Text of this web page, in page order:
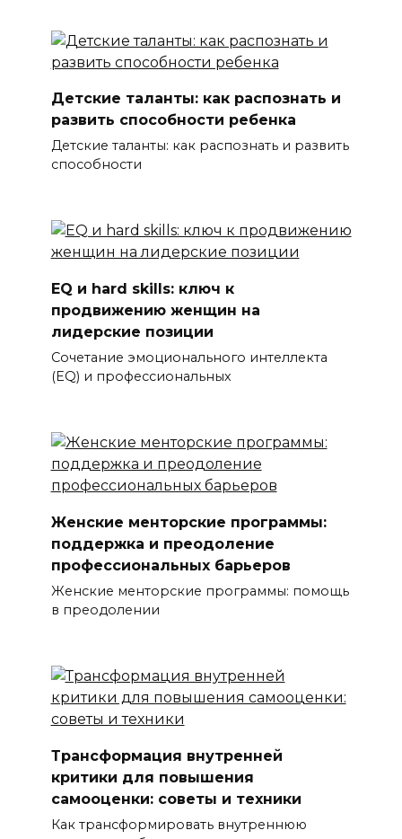
Детские таланты: как распознать и
развить способности ребенка
Детские таланты: как распознать и развить
способности
EQ и hard skills: ключ к
продвижению женщин на
лидерские позиции
Сочетание эмоционального интеллекта
(EQ) и профессиональных
Женские менторские программы:
поддержка и преодоление
профессиональных барьеров
Женские менторские программы: помощь
в преодолении
Трансформация внутренней
критики для повышения
самооценки: советы и техники
Как трансформировать внутреннюю